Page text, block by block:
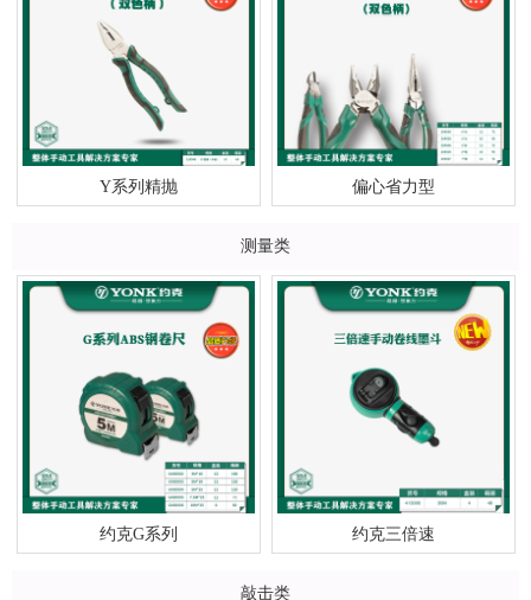
Y系列精抛 偏心省力型
测量类
约克G系列 约克三倍速
敲击类